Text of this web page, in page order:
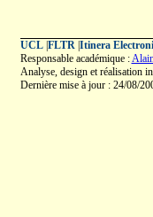
UCL| FLTR| Itinera
Responsable académique :
Analyse, design et réalisation
Dernière mise à jour : 24/08/